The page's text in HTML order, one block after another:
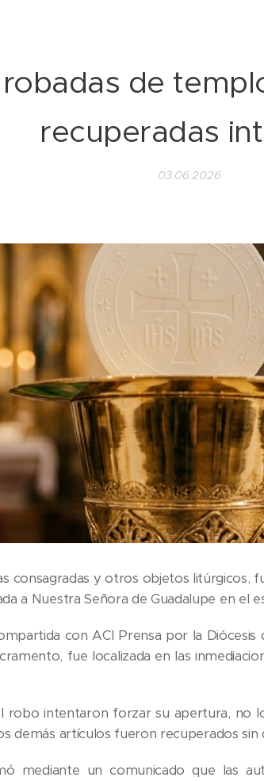
de
recuperadas
03.06.2026
consagradas y otros objetos litúrgicos,
a Nuestra Señora de Guadalupe en el
con ACI Prensa por la Diócesis
fue localizada en las
robo intentaron forzar su apertura, no
demás artículos fueron recuperados sin
mediante un comunicado que las